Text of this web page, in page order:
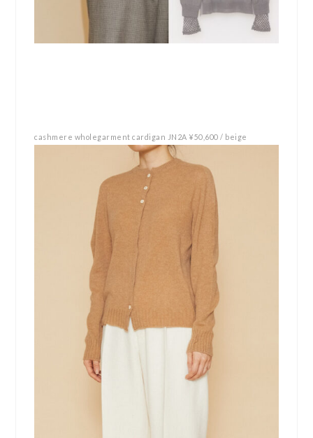
cashmere wholegarment cardigan JN2A ¥50,600 / beige